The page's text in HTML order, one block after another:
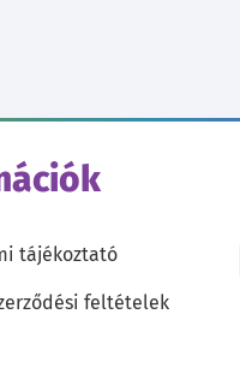
tájékoztató
feltételek